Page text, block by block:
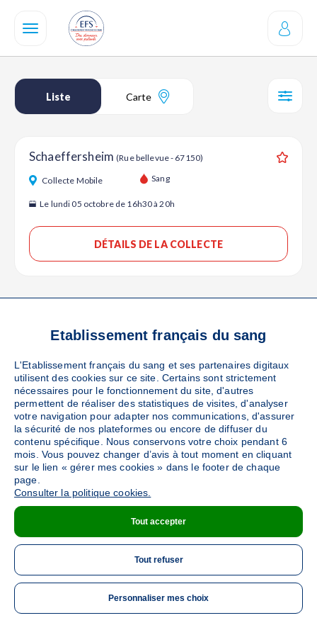
contenu
Liste Carte
ME
Schaeffersheim(Rue bellevue - 67150)
Collecte Mobile Sang
Le lundi 05 octobre de 16h30 à 20h
DÉTAILS DE LA COLLECTE
Etablissement français du sang
L'Etablissement français du sang et ses partenaires digitaux
utilisent des cookies sur ce site. Certains sont strictement
nécessaires pour le fonctionnement du site, d'autres
permettent de réaliser des statistiques de visites, d'analyser
votre navigation pour adapter nos communications, d'assurer
la sécurité de nos plateformes ou encore de diffuser du
contenu spécifique. Nous conservons votre choix pendant 6
mois. Vous pouvez changer d’avis à tout moment en cliquant
sur le lien « gérer mes cookies » dans le footer de chaque
page.
Consulter la politique cookies.
Tout accepter
Tout refuser
Personnaliser mes choix